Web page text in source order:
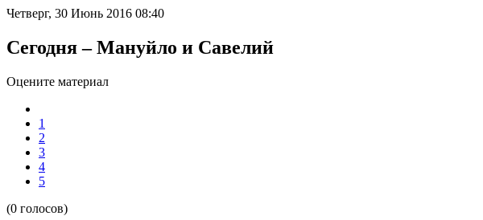
Четверг, 30 Июнь 2016 08:40
Сегодня – Мануйло и Савелий
Оцените материал
1
2
3
4
5
(0 голосов)